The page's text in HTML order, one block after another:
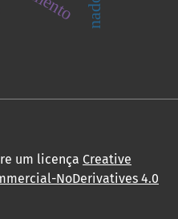
um licença Creative
NoDerivatives 4.0